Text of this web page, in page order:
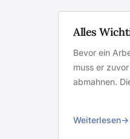
Alles
Bevor ein
muss er
abmahnen.
Weiterlesen